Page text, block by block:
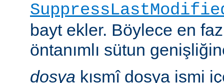
bayt ekler. Böylece en
öntanımlı sütun
dosya kısmî dosya ismi